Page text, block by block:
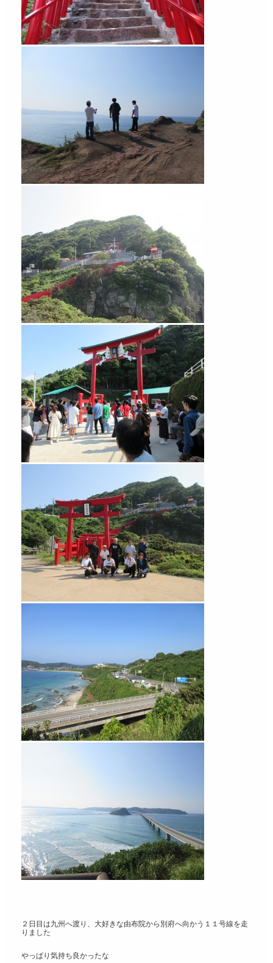
２日目は九州へ渡り、大好きな由布院から別府へ向かう１１号線を走
りました
やっぱり気持ち良かったな